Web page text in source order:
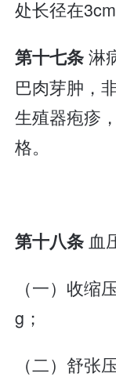
处长径在3cm
第十七条淋
巴肉芽肿，
生殖器疱疹
格。
第十八条 血
（一）收缩
g；
（二）舒张